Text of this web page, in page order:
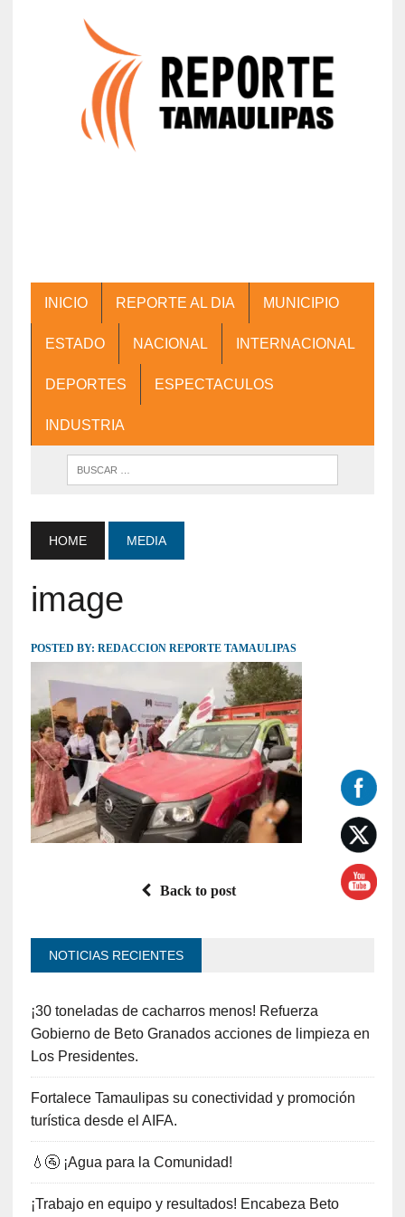
INICIO REPORTE AL DIA MUNICIPIO
ESTADO NACIONAL INTERNACIONAL
DEPORTES ESPECTACULOS
INDUSTRIA
HOME MEDIA
image
POSTED BY: REDACCION REPORTE TAMAULIPAS
Back to post
NOTICIAS RECIENTES
¡30 toneladas de cacharros menos! Refuerza
Gobierno de Beto Granados acciones de limpieza en
Los Presidentes.
Fortalece Tamaulipas su conectividad y promoción
turística desde el AIFA.
💧🚰 ¡Agua para la Comunidad!
¡Trabajo en equipo y resultados! Encabeza Beto